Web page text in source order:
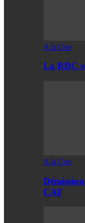
A la Une
La RDC
A la Une
CAF